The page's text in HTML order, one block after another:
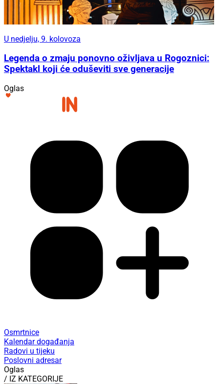
U nedjelju, 9. kolovoza
Legenda o zmaju ponovno oživljava u Rogoznici:
Spektakl koji će oduševiti sve generacije
Oglas
Osmrtnice
Kalendar događanja
Radovi u tijeku
Poslovni adresar
Oglas
/ IZ KATEGORIJE